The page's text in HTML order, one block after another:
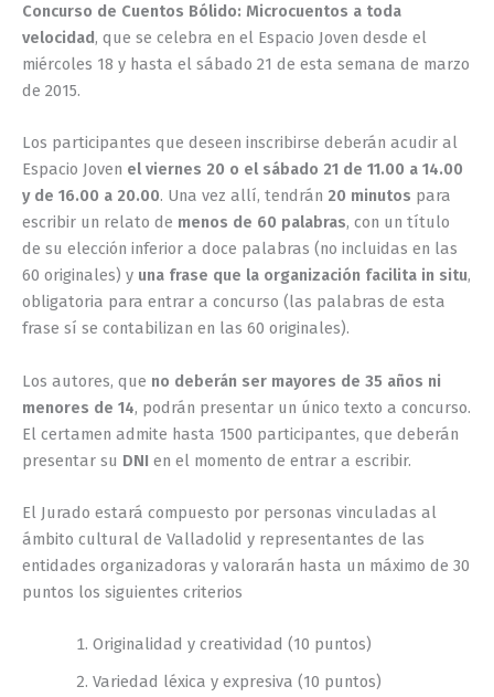
Concurso de Cuentos Bólido: Microcuentos a toda
velocidad, que se celebra en el Espacio Joven desde el
miércoles 18 y hasta el sábado 21 de esta semana de marzo
de 2015.
Los participantes que deseen inscribirse deberán acudir al
Espacio Joven el viernes 20 o el sábado 21 de 11.00 a 14.00
y de 16.00 a 20.00. Una vez allí, tendrán 20 minutos para
escribir un relato de menos de 60 palabras, con un título
de su elección inferior a doce palabras (no incluidas en las
60 originales) y una frase que la organización facilita in situ,
obligatoria para entrar a concurso (las palabras de esta
frase sí se contabilizan en las 60 originales).
Los autores, que no deberán ser mayores de 35 años ni
menores de 14, podrán presentar un único texto a concurso.
El certamen admite hasta 1500 participantes, que deberán
presentar su DNI en el momento de entrar a escribir.
El Jurado estará compuesto por personas vinculadas al
ámbito cultural de Valladolid y representantes de las
entidades organizadoras y valorarán hasta un máximo de 30
puntos los siguientes criterios
Originalidad y creatividad (10 puntos)
Variedad léxica y expresiva (10 puntos)